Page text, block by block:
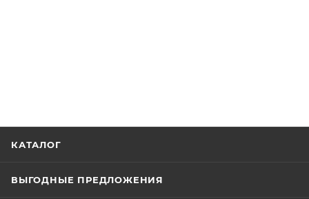
КАТАЛОГ
ВЫГОДНЫЕ ПРЕДЛОЖЕНИЯ